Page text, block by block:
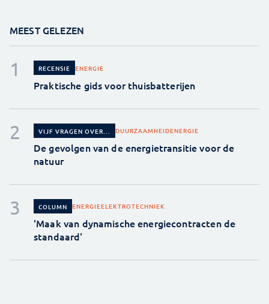
MEEST GELEZEN
RECENSIE ENERGIE
Praktische gids voor thuisbatterijen
VIJF VRAGEN OVER... DUURZAAMHEIDENERGIE
De gevolgen van de energietransitie voor de
natuur
COLUMN ENERGIEELEKTROTECHNIEK
'Maak van dynamische energiecontracten de
standaard'